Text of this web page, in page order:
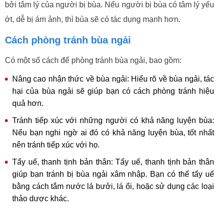
bởi tâm lý của người bị bùa. Nếu người bị bùa có tâm lý yếu
ớt, dễ bị ám ảnh, thì bùa sẽ có tác dụng mạnh hơn.
Cách phòng tránh bùa ngải
Có một số cách để phòng tránh bùa ngải, bao gồm:
Nâng cao nhận thức về bùa ngải: Hiểu rõ về bùa ngải, tác
hại của bùa ngải sẽ giúp bạn có cách phòng tránh hiệu
quả hơn.
Tránh tiếp xúc với những người có khả năng luyện bùa:
Nếu bạn nghi ngờ ai đó có khả năng luyện bùa, tốt nhất
nên tránh tiếp xúc với họ.
Tẩy uế, thanh tịnh bản thân: Tẩy uế, thanh tịnh bản thân
giúp bạn tránh bị bùa ngải xâm nhập. Bạn có thể tẩy uế
bằng cách tắm nước lá bưởi, lá ổi, hoặc sử dụng các loại
thảo dược khác.